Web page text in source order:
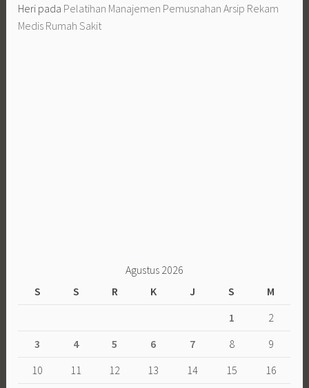
Heri pada Pelatihan Manajemen Pemusnahan Arsip Rekam
Medis Rumah Sakit
Agustus 2026
S
S R K J S
M
1
2
3
4 5 6 7 8
9
10
11 12 13 14 15
16